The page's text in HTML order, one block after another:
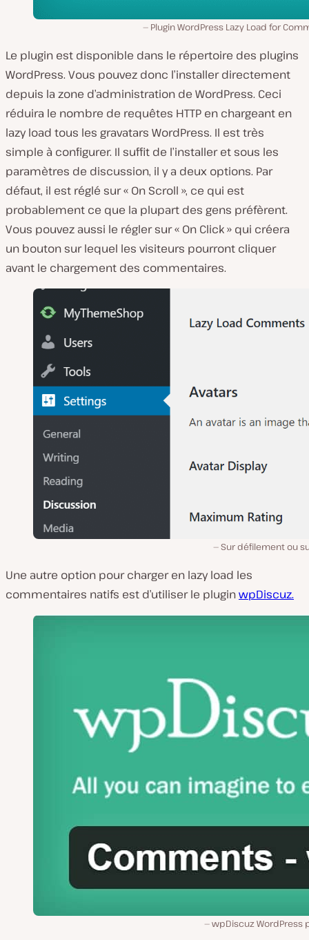
Plugin WordPress Lazy Load for
Le plugin est disponible dans le répertoire des plugins
WordPress. Vous pouvez donc l’installer directement
depuis la zone d’administration de WordPress. Ceci
réduira le nombre de requêtes HTTP en chargeant en
lazy load tous les gravatars WordPress. Il est très
simple à configurer. Il suffit de l’installer et sous les
paramètres de discussion, il y a deux options. Par
défaut, il est réglé sur « On Scroll », ce qui est
probablement ce que la plupart des gens préfèrent.
Vous pouvez aussi le régler sur « On Click » qui créera
un bouton sur lequel les visiteurs pourront cliquer
avant le chargement des commentaires.
Sur défilement ou
Une autre option pour charger en lazy load les
commentaires natifs est d’utiliser le pluginwpDiscuz.
wpDiscuz WordPress